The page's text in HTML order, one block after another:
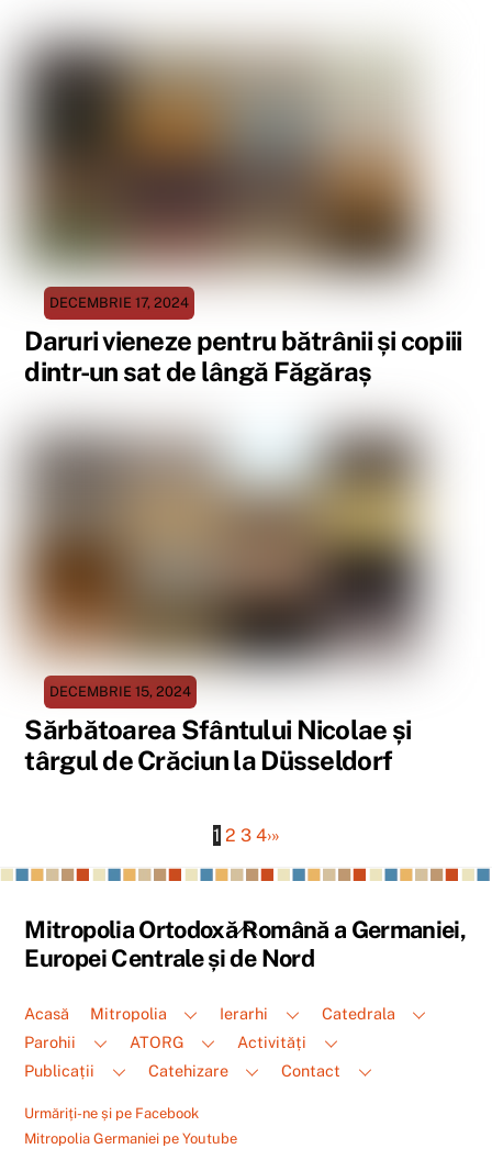
DECEMBRIE 17, 2024
Daruri vieneze pentru bătrânii și copiii
dintr-un sat de lângă Făgăraș
DECEMBRIE 15, 2024
Sărbătoarea Sfântului Nicolae și
târgul de Crăciun la Düsseldorf
1 2 3 4›»
Back
To
Mitropolia Ortodoxă Română a Germaniei,
Europei Centrale și de Nord
Acasă Mitropolia Ierarhi
Catedrala
Parohii
ATORG
Activități
Publicații
Catehizare Contact
Urmăriți-ne și pe Facebook
Mitropolia Germaniei pe Youtube